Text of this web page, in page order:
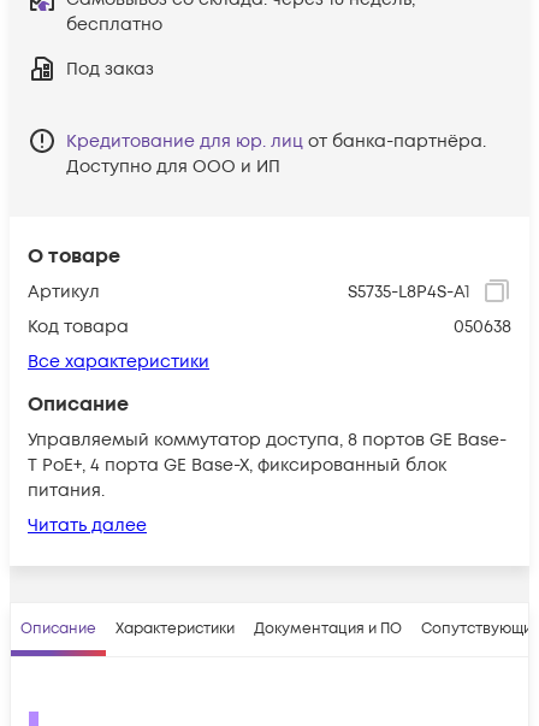
О товаре
Артикул
S5735-L8P4S-A1
Код товара
050638
Все характеристики
Описание
Управляемый коммутатор доступа, 8 портов GE Base-
T PoE+, 4 порта GE Base-X, фиксированный блок
питания.
Читать далее
бесплатно
Под заказ
Кредитование для юр. лиц от банка-партнёра.
Доступно для ООО и ИП
Описание Характеристики Документация и ПО